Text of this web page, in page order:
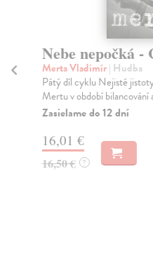
Nebe nepočká -
Merta Vladimír| Hudba
Pátý díl cyklu Nejisté
Mertu v období bilancování
Zasielame do 12 dní
16,01 €
16,50 € ?